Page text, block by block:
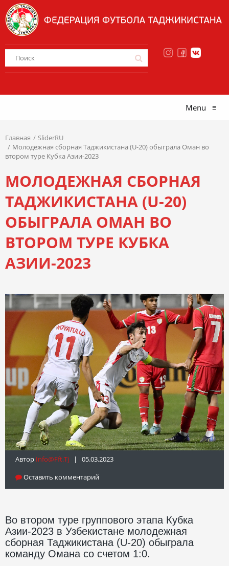
Menu ≡
Главная
SliderRU
Молодежная сборная Таджикистана (U-20) обыграла Оман во
втором туре Кубка Азии-2023
МОЛОДЕЖНАЯ СБОРНАЯ
ТАДЖИКИСТАНА (U-20)
ОБЫГРАЛА ОМАН ВО
ВТОРОМ ТУРЕ КУБКА
АЗИИ-2023
Автор Info@fft.tj | 05.03.2023
Оставить комментарий
Во втором туре группового этапа Кубка
Азии-2023 в Узбекистане молодежная
сборная Таджикистана (U-20) обыграла
команду Омана со счетом 1:0.